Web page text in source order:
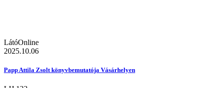
LátóOnline
2025.10.06
Papp Attila Zsolt könyvbemutatója Vásárhelyen